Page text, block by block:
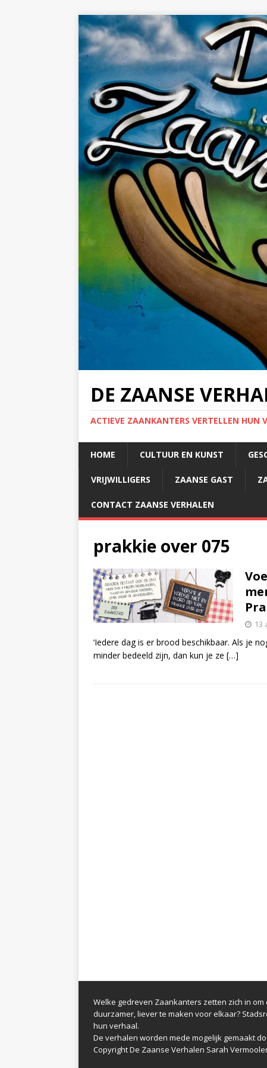
DE ZAANSE
ACTIEVE ZAANKANTERS VERTELLEN HUN
HOME CULTUUR EN KUNST
VRIJWILLIGERS ZAANSE GAST
CONTACT ZAANSE VERHALEN
prakkie over 075
13
‘Iedere dag is er brood beschikbaar. Als je
minder bedeeld zijn, dan kun je ze […]
Welke gedreven Zaankanters zetten zich in
duurzamer, liever te maken voor elkaar?
hun verhaal.
De verhalen worden mede mogelijk gemaakt
Copyright De Zaanse Verhalen Sarah